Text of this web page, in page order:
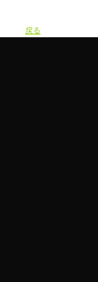
戻る